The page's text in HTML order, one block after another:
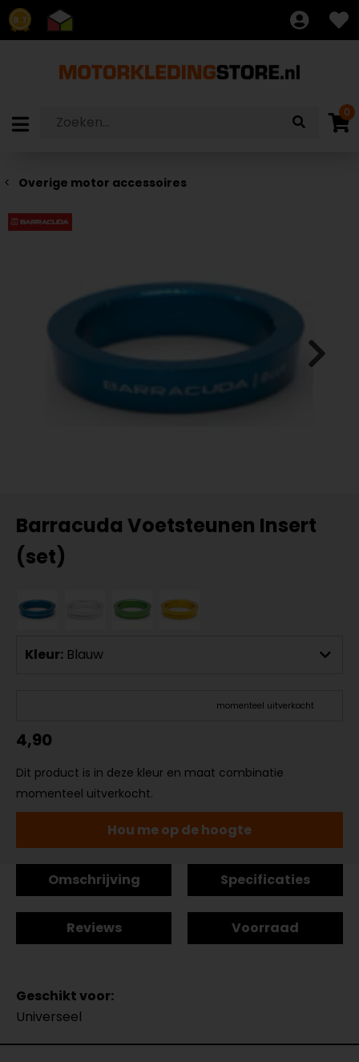
8.7
0
Overige motor accessoires
Barracuda Voetsteunen Insert
(set)
Kleur: Blauw
momenteel uitverkocht
4,90
Dit product is in deze kleur en maat combinatie
momenteel uitverkocht.
Hou me op de hoogte
Omschrijving Specificaties
Reviews Voorraad
Geschikt voor:
Universeel